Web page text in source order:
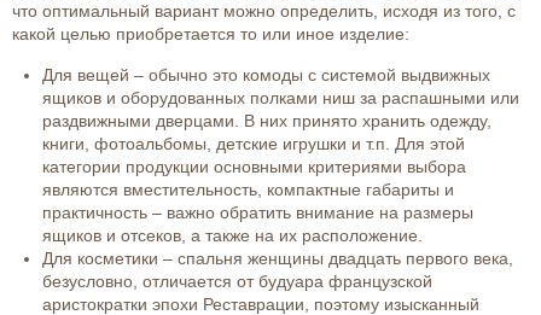
что оптимальный вариант можно определить, исходя из того, с
какой целью приобретается то или иное изделие:
Для вещей – обычно это комоды с системой выдвижных
ящиков и оборудованных полками ниш за распашными или
раздвижными дверцами. В них принято хранить одежду,
книги, фотоальбомы, детские игрушки и т.п. Для этой
категории продукции основными критериями выбора
являются вместительность, компактные габариты и
практичность – важно обратить внимание на размеры
ящиков и отсеков, а также на их расположение.
Для косметики – спальня женщины двадцать первого века,
безусловно, отличается от будуара французской
аристократки эпохи Реставрации, поэтому изысканный